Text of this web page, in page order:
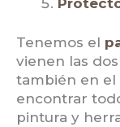
Tenemos el
vienen las
también en el
encontrar
pintura y